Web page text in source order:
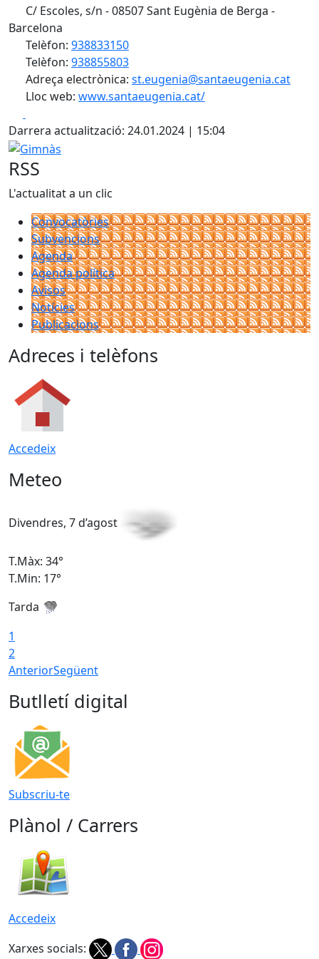
C/ Escoles, s/n - 08507 Sant Eugènia de Berga -
Barcelona
Telèfon: 938833150
Telèfon: 938855803
Adreça electrònica: st.eugenia@santaeugenia.cat
Lloc web: www.santaeugenia.cat/
Darrera actualització: 24.01.2024 | 15:04
Gimnàs
RSS
L'actualitat a un clic
Convocatòries
Subvencions
Agenda
Agenda política
Avisos
Notícies
Publicacions
Adreces i telèfons
Accedeix
Meteo
Divendres, 7 d’agost
T.Màx: 34°
T.Min: 17°
Tarda
1
2
AnteriorSegüent
Butlletí digital
Subscriu-te
Plànol / Carrers
Accedeix
Xarxes socials: